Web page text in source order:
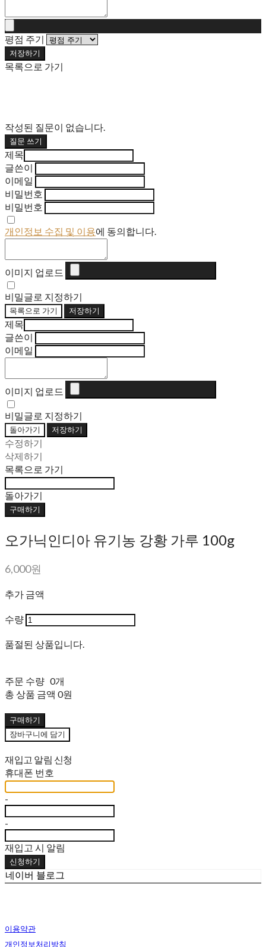
평점 주기
저장하기
목록으로 가기
작성된 질문이 없습니다.
질문 쓰기
제목
글쓴이
이메일
비밀번호
비밀번호
개인정보 수집 및 이용에 동의합니다.
이미지 업로드
비밀글로 지정하기
목록으로 가기 저장하기
제목
글쓴이
이메일
이미지 업로드
비밀글로 지정하기
돌아가기 저장하기
수정하기
삭제하기
목록으로 가기
돌아가기
구매하기
오가닉인디아 유기농 강황 가루 100g
6,000원
추가 금액
수량
품절된 상품입니다.
주문 수량 0개
총 상품 금액 0원
구매하기
장바구니에 담기
재입고 알림 신청
휴대폰 번호
-
-
재입고 시 알림
신청하기
네이버 블로그
이용약관
개인정보처리방침